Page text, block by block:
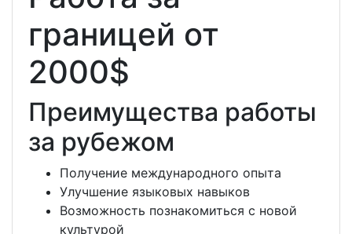
границей от
2000$
Преимущества работы
за рубежом
Получение международного опыта
Улучшение языковых навыков
Возможность познакомиться с новой
культурой